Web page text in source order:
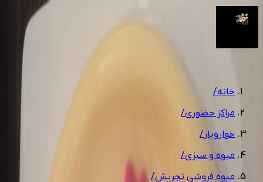
1/20
خانه/
مراکز حضوری/
خواروبار/
میوه و سبزی/
میوه فروشی تجریش/